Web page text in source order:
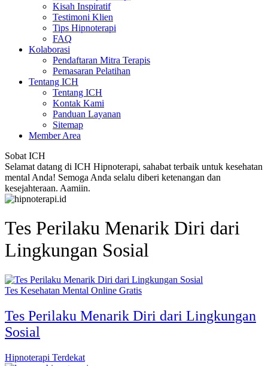
Kisah Inspiratif
Testimoni Klien
Tips Hipnoterapi
FAQ
Kolaborasi
Pendaftaran Mitra Terapis
Pemasaran Pelatihan
Tentang ICH
Tentang ICH
Kontak Kami
Panduan Layanan
Sitemap
Member Area
Sobat ICH
Selamat datang di ICH Hipnoterapi, sahabat terbaik untuk kesehatan
mental Anda! Semoga Anda selalu diberi ketenangan dan
kesejahteraan. Aamiin.
Tes Perilaku Menarik Diri dari
Lingkungan Sosial
Tes Kesehatan Mental Online Gratis
Tes Perilaku Menarik Diri dari Lingkungan
Sosial
Hipnoterapi Terdekat